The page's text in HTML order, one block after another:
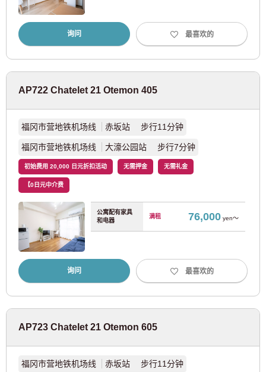
询问 最喜欢的
AP722 Chatelet 21 Otemon 405
福冈市营地铁机场线 赤坂站 步行11分钟
福冈市营地铁机场线 大濠公园站 步行7分钟
初始费用 20,000 日元折扣活动 无需押金 无需礼金
【0日元中介费
公寓配有家具
和电器
满租 76,000yen～
询问 最喜欢的
AP723 Chatelet 21 Otemon 605
福冈市营地铁机场线 赤坂站 步行11分钟
埼玉新都市交通
(1)
大阪
JR东日本
大阪地铁
大阪地铁四桥线 (15)
大阪地铁南港港城线
大阪地铁御堂筋线 (46)
大阪地铁长堀鹤见绿地线 (18)